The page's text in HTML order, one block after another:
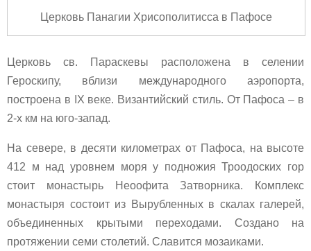
Церковь Панагии Хрисополитисса в Пафосе
Церковь св. Параскевы расположена в селении
Героскипу, вблизи международного аэропорта,
построена в IX веке. Византийский стиль. От Пафоса – в
2-х км на юго-запад.
На севере, в десяти километрах от Пафоса, на высоте
412 м над уровнем моря у подножия Троодоских гор
стоит монастырь Неоофита Затворника. Комплекс
монастыря состоит из Вырубленных в скалах галерей,
объединенных крытыми переходами. Создано на
протяжении семи столетий. Славится мозаиками.